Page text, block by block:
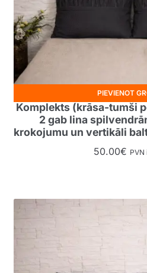
Komplekts (krāsa-tumši
2 gab lina
krokojumu un vertikāli
50.00€ PVN
PIEVIENOT